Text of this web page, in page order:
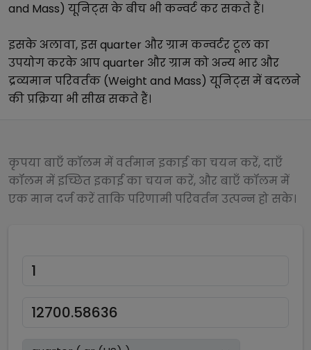
and Mass) यूनिट्स के बीच भी कन्वर्ट कर सकते हैं।
इसके अलावा, इसquarter औरग्रामकन्वर्टर टूल का
उपयोग करके आपquarter औरग्रामको अन्य भार और
द्रव्यमान परिवर्तक (Weight and Mass) यूनिट्स में बदलने
की प्रक्रिया भी सीख सकते हैं।
कृपया बाएँ कॉलम में वर्तमान इकाई का चयन करें, दाएँ
कॉलम में इच्छित इकाई का चयन करें, और बाएँ कॉलम में
एक मान दर्ज करें ताकि परिणामी परिवर्तन उत्पन्न हो सके।